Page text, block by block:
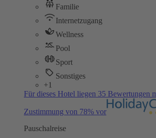
Familie
Internetzugang
Wellness
Pool
Sport
Sonstiges
+1
Für dieses Hotel liegen 35 Bewertungen
Zustimmung von 78% vor
Pauschalreise